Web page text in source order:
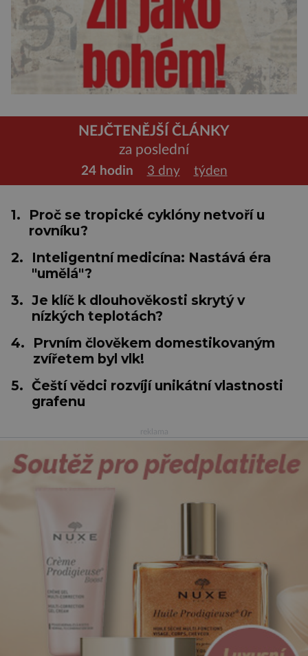
NEJČTENĚJŠÍ ČLÁNKY
za poslední
24 hodin 3 dny týden
1.
Proč se tropické cyklóny netvoří u
rovníku?
2.
Inteligentní medicína: Nastává éra
"umělá"?
3. Je klíč k dlouhověkosti skrytý v
nízkých teplotách?
4.
Prvním člověkem domestikovaným
zvířetem byl vlk!
5. Čeští vědci rozvíjí unikátní vlastnosti
grafenu